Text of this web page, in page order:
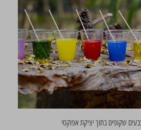
שקופים בתוך יציקת אפוקסי